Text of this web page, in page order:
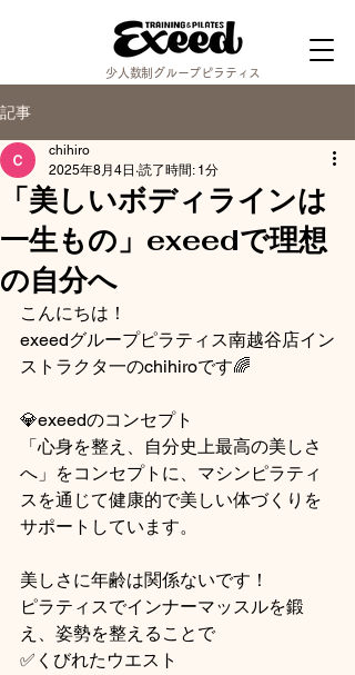
少人数制グループピラティス
記事
「美しいボディラインは
一生もの」exeedで理想
の自分へ
chihiro
2025年8月4日 読了時間: 1分
こんにちは！
exeedグループピラティス南越谷店イン
ストラクタ一のchihiroです🌈
💎exeedのコンセプト
「心身を整え、自分史上最高の美しさ
へ」をコンセプトに、マシンピラティ
スを通じて健康的で美しい体づくりを
サポートしています。
美しさに年齢は関係ないです！
ピラティスでインナーマッスルを鍛
え、姿勢を整えることで
✅くびれたウエスト